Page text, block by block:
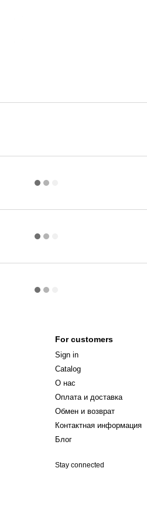
For customers
Sign in
Catalog
О нас
Оплата и доставка
Обмен и возврат
Контактная информация
Блог
Stay connected